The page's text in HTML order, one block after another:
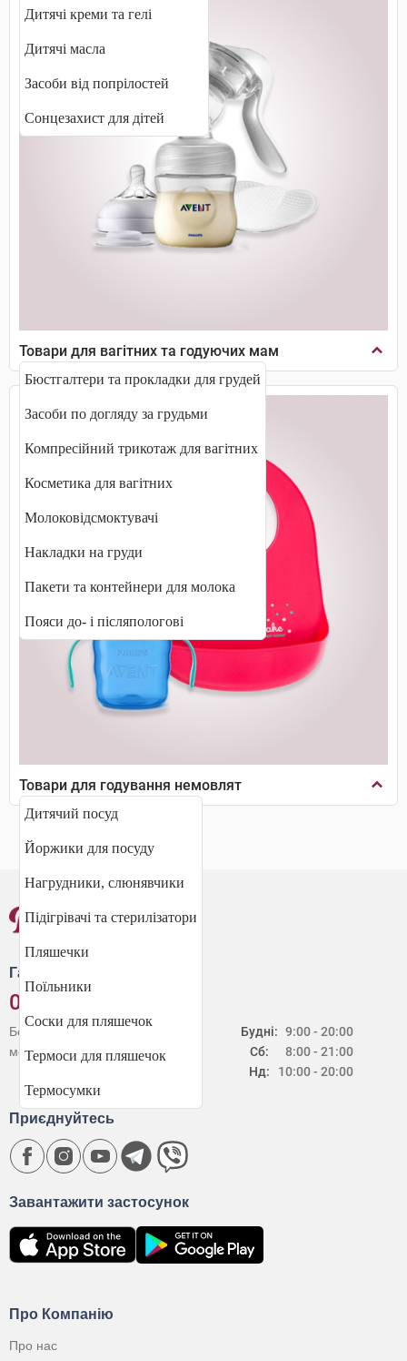
Дитячі креми та гелі
Дитячі масла
Засоби від попрілостей
Сонцезахист для дітей
Товари для вагітних та годуючих мам
Бюстгалтери та прокладки для грудей
Засоби по догляду за грудьми
Компресійний трикотаж для вагітних
Косметика для вагітних
Молоковідсмоктувачі
Накладки на груди
Пакети та контейнери для молока
Пояси до- і післяпологові
Товари для годування немовлят
Дитячий посуд
Йоржики для посуду
Нагрудники, слюнявчики
Підігрівачі та стерилізатори
Пляшечки
Поїльники
Соски для пляшечок
Термоси для пляшечок
Термосумки
Гаряча лінія
0 800 30 20 60
Будні:
Сб:
Нд:
9:00 - 20:00
8:00 - 21:00
10:00 - 20:00
Безкоштовно зі стаціонарних і
мобільних телефонів в Україні
Про Компанію
Про нас
Завантажити застосунок
Приєднуйтесь